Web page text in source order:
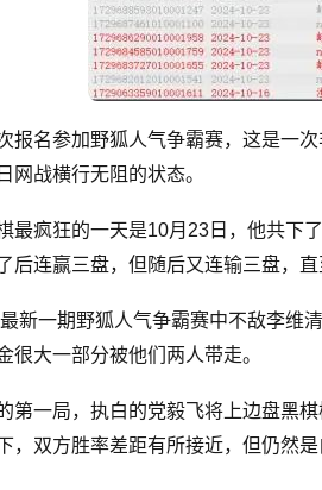
报名参加野狐人气争霸赛，这是一
网战横行无阻的状态。
最疯狂的一天是10月23日，他共下
后连赢三盘，但随后又连输三盘，
新一期野狐人气争霸赛中不敌李维
很大一部分被他们两人带走。
第一局，执白的党毅飞将上边盘黑
，双方胜率差距有所接近，但仍然是